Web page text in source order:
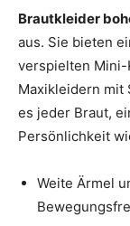
Brautkleider
aus. Sie bieten
verspielten
Maxikleidern mit
es jeder Braut,
Persönlichkeit
Weite Ärmel